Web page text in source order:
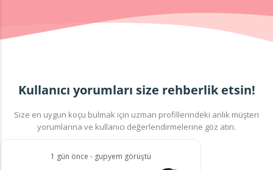
Kullanıcı yorumları size rehberlik etsin!
Size en uygun koçu bulmak için uzman profillerindeki anlık müşteri
yorumlarına ve kullanıcı değerlendirmelerine göz atın.
1 gün önce - gupyem görüştü